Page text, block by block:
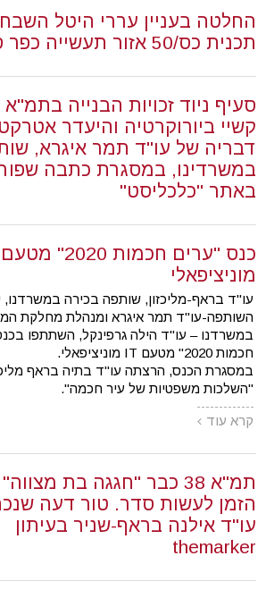
החלטה בעניין עררי היטל
תכנית כס/50 אזור תעשייה כפר סבא
קשיי ביורוקרטיה והיעדר
דבריה של עו"ד תמר איגרא,
במשרדינו, במסגרת כתבה
באתר "כלכליסט"
מוניציפאלי
עו"ד בראף-מליכזון, שותפה בכירה
השותפה-עו"ד תמר איגרא ומנהלת מחלקת
במשרדנו – עו"ד הילה גרפינקל, השתתפו
חכמות 2020" מטעם IT מוניציפאלי.
במסגרת הכנס, הרצתה עו"ד בתיה בראף
"השלכות משפטיות של עיר חכמה".
קרא עוד
תמ"א 38 כבר "חגגה בת
הזמן לעשות סדר. טור דעה
עו"ד אילנה בראף-שניר בעיתון
themarker